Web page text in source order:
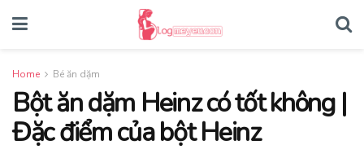
Home Bé ăn dặm
Bột ăn dặm Heinz có tốt không |
Đặc điểm của bột Heinz